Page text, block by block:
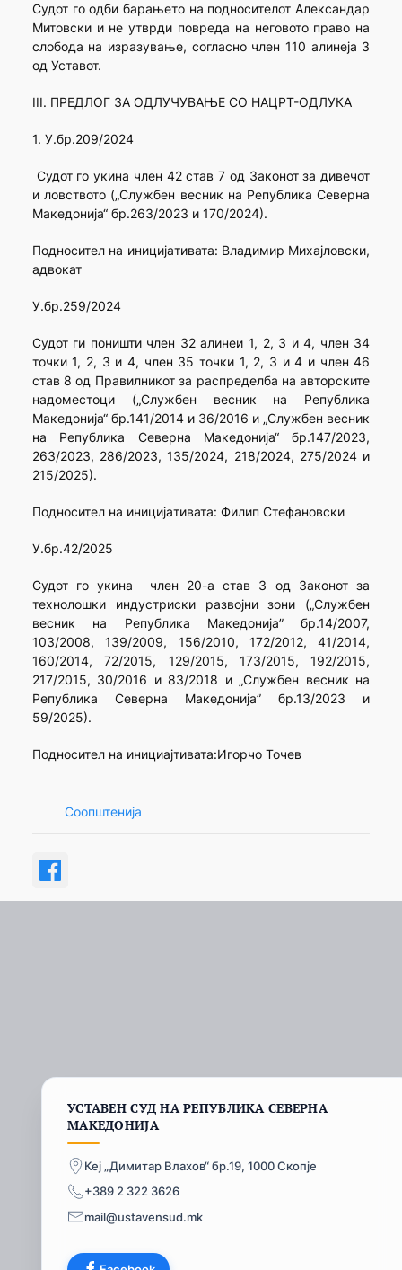
Судот го одби барањето на подносителот Александар
Митовски и не утврди повреда на неговото право на
слобода на изразување, согласно член 110 алинеја 3
од Уставот.
III. ПРЕДЛОГ ЗА ОДЛУЧУВАЊЕ СО НАЦРТ-ОДЛУКА
1. У.бр.209/2024
Судот го укина член 42 став 7 од Законот за дивечот
и ловството („Службен весник на Република Северна
Македонија“ бр.263/2023 и 170/2024).
Подносител на иницијaтивата: Владимир Михајловски,
aдвокат
У.бр.259/2024
Судот ги поништи член 32 алинеи 1, 2, 3 и 4, член 34
точки 1, 2, 3 и 4, член 35 точки 1, 2, 3 и 4 и член 46
став 8 од Правилникот за распределба на авторските
надоместоци („Службен весник на Република
Македонија“ бр.141/2014 и 36/2016 и „Службен весник
на Република Северна Македонија“ бр.147/2023,
263/2023, 286/2023, 135/2024, 218/2024, 275/2024 и
215/2025).
Подносител на иницијaтивата: Филип Стефановски
У.бр.42/2025
Судот го укина член 20-а став 3 од Законот за
технолошки индустриски развојни зони („Службен
весник на Република Македонија” бр.14/2007,
103/2008, 139/2009, 156/2010, 172/2012, 41/2014,
160/2014, 72/2015, 129/2015, 173/2015, 192/2015,
217/2015, 30/2016 и 83/2018 и „Службен весник на
Република Северна Македонија” бр.13/2023 и
59/2025).
Подносител на инициајтивата:Игорчо Точев
Соопштенија
УСТАВЕН СУД НА РЕПУБЛИКА СЕВЕРНА
МАКЕДОНИЈА
Кеј „Димитар Влахов“ бр.19, 1000 Скопје
+389 2 322 3626
mail@ustavensud.mk